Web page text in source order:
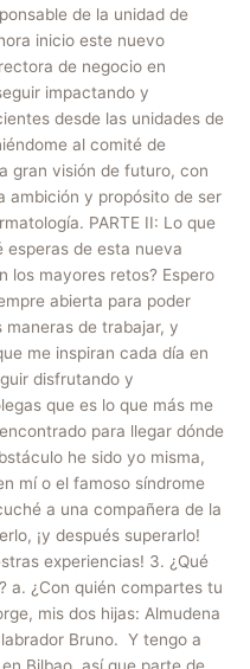
de la unidad de
inicio este nuevo
de negocio en
impactando y
desde las unidades de
al comité de
gran visión de futuro, con
ambición y propósito de ser
PARTE II: Lo que
esperas de esta nueva
los mayores retos? Espero
abierta para poder
maneras de trabajar, y
me inspiran cada día en
disfrutando y
que es lo que más me
para llegar dónde
he sido yo misma,
mí o el famoso síndrome
a una compañera de la
¡y después superarlo!
experiencias! 3. ¿Qué
a. ¿Con quién compartes tu
mis dos hijas: Almudena
Bruno. Y tengo a